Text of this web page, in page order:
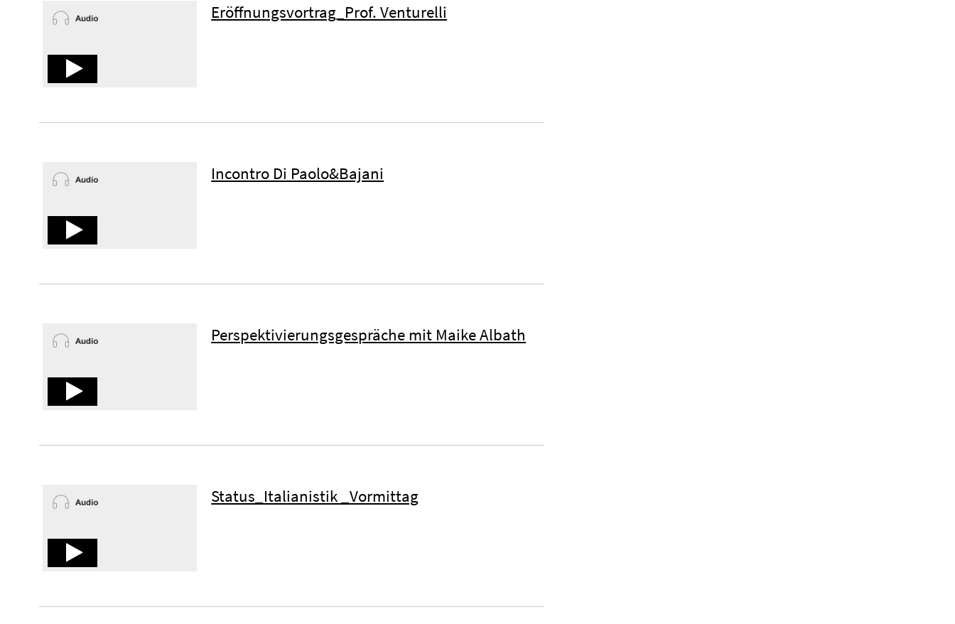
Eröffnungsvortrag_Prof. Venturelli
Incontro Di Paolo&Bajani
Perspektivierungsgespräche mit Maike Albath
Status_Italianistik _Vormittag